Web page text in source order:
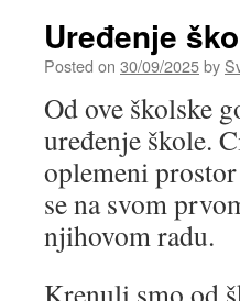
Uređenje
Posted on 30/09/2025by
Od ove školske
uređenje škole.
oplemeni
se na svom
njihovom radu.
Krenuli smo od